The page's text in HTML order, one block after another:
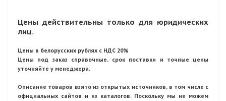
Цены действительны только для юридических
лиц.
Цены в белорусских рублях с НДС 20%
Цены под заказ справочные, срок поставки и точные цены
уточняйте у менеджера.
Описание товаров взято из открытых источников, в том числе с
официальных сайтов и из каталогов. Поскольку мы не можем